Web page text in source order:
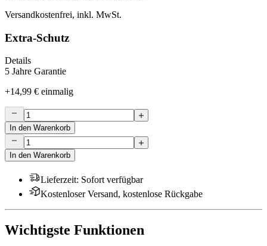
Versandkostenfrei, inkl. MwSt.
Extra-Schutz
Details
5 Jahre Garantie
+14,99 € einmalig
In den Warenkorb
In den Warenkorb
Lieferzeit: Sofort verfügbar
Kostenloser Versand, kostenlose Rückgabe
Wichtigste Funktionen